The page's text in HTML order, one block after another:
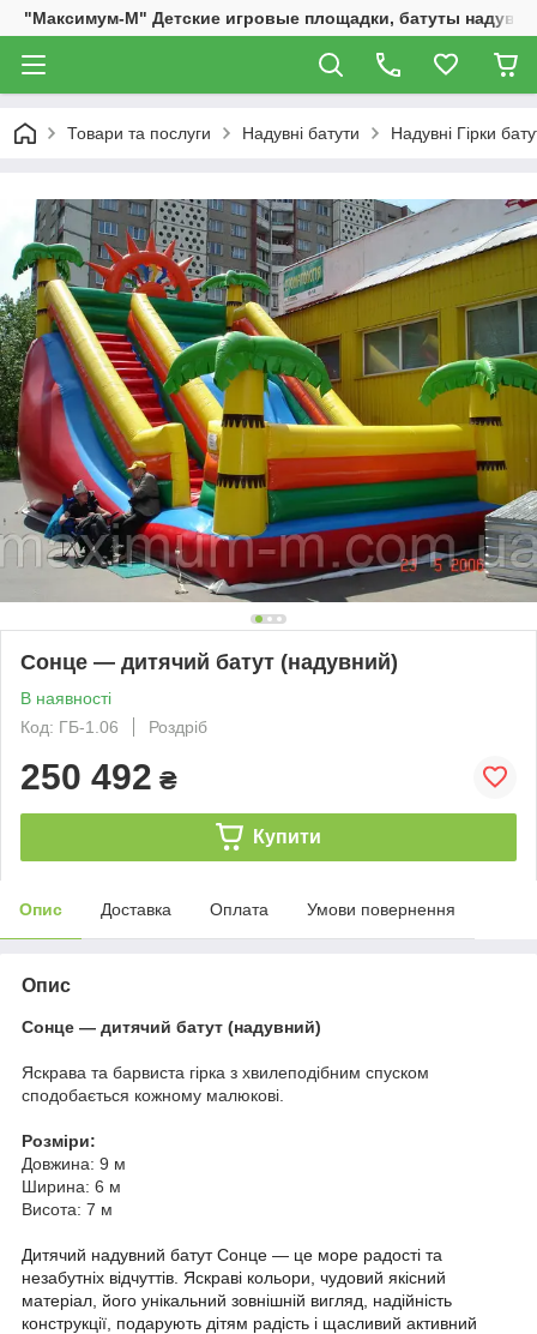
"Максимум-М" Детские игровые площадки, батуты
Товари та послуги Надувні батути Надувні Гірки
Сонце — дитячий батут (надувний)
В наявності
Код: ГБ-1.06
Роздріб
250 492 ₴
Купити
Опис Доставка Оплата Умови повернення
Опис
Сонце — дитячий батут (надувний)
Яскрава та барвиста гірка з хвилеподібним спуском
сподобається кожному малюкові.
Розміри:
Довжина: 9 м
Ширина: 6 м
Висота: 7 м
Дитячий надувний батут Сонце — це море радості та
незабутніх відчуттів. Яскраві кольори, чудовий якісний
матеріал, його унікальний зовнішній вигляд, надійність
конструкції, подарують дітям радість і щасливий активний